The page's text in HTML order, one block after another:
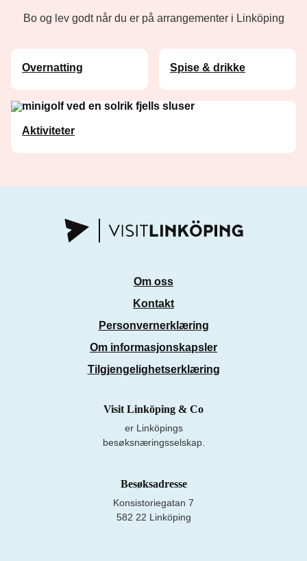
Bo og lev godt når du er på arrangementer i Linköping
Overnatting Spise & drikke
Aktiviteter
Om oss
Kontakt
Personvernerklæring
Om informasjonskapsler
Tilgjengelighetserklæring
Visit Linköping & Co
er Linköpings
besøksnæringsselskap.
Besøksadresse
Konsistoriegatan 7
582 22 Linköping